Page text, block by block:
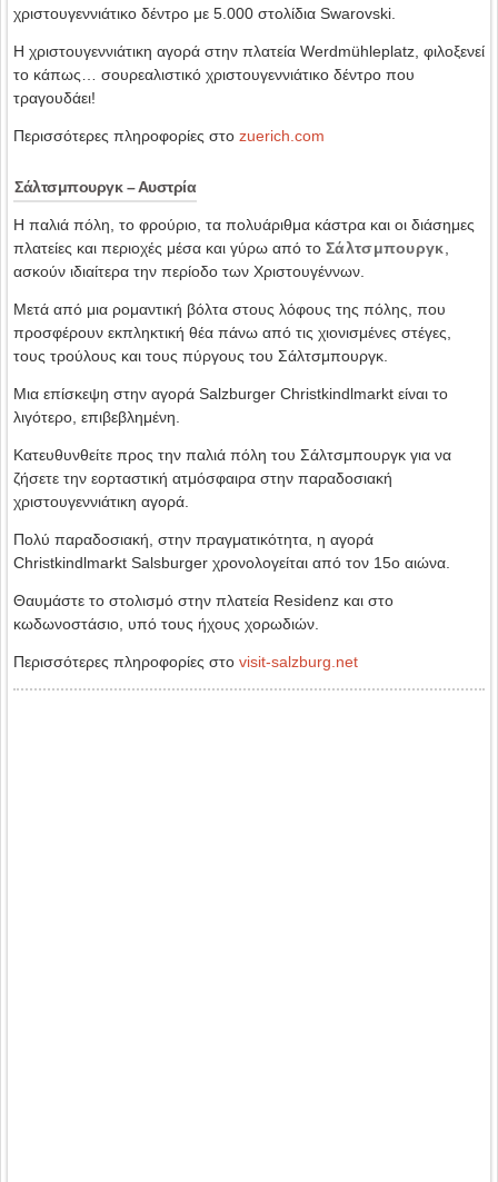
χριστουγεννιάτικο δέντρο με 5.000 στολίδια Swarovski.
Η χριστουγεννιάτικη αγορά στην πλατεία Werdmühleplatz, φιλοξενεί
το κάπως… σουρεαλιστικό χριστουγεννιάτικο δέντρο που
τραγουδάει!
Περισσότερες πληροφορίες στο zuerich.com
Σάλτσμπουργκ – Αυστρία
Η παλιά πόλη, το φρούριο, τα πολυάριθμα κάστρα και οι διάσημες
πλατείες και περιοχές μέσα και γύρω από το Σάλτσμπουργκ
ασκούν ιδιαίτερα την περίοδο των Χριστουγέννων.
Μετά από μια ρομαντική βόλτα στους λόφους της πόλης, που
προσφέρουν εκπληκτική θέα πάνω από τις χιονισμένες στέγες,
τους τρούλους και τους πύργους του Σάλτσμπουργκ.
Μια επίσκεψη στην αγορά Salzburger Christkindlmarkt είναι το
λιγότερο, επιβεβλημένη.
Κατευθυνθείτε προς την παλιά πόλη του Σάλτσμπουργκ για να
ζήσετε την εορταστική ατμόσφαιρα στην παραδοσιακή
χριστουγεννιάτικη αγορά.
Πολύ παραδοσιακή, στην πραγματικότητα, η αγορά
Christkindlmarkt Salsburger χρονολογείται από τον 15ο αιώνα.
Θαυμάστε το στολισμό στην πλατεία Residenz και στο
κωδωνοστάσιο, υπό τους ήχους χορωδιών.
Περισσότερες πληροφορίες στο visit-salzburg.net